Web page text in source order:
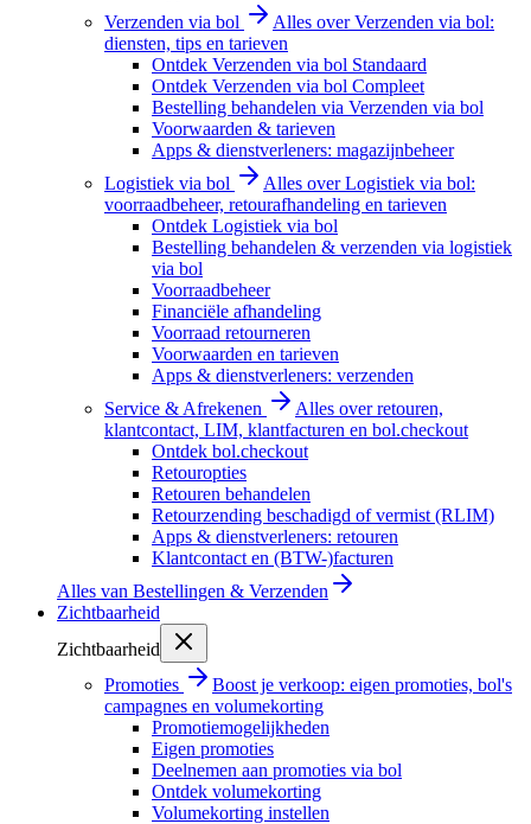
Verzenden via bol
Alles over Verzenden via bol:
diensten, tips en tarieven
Ontdek Verzenden via bol Standaard
Ontdek Verzenden via bol Compleet
Bestelling behandelen via Verzenden via bol
Voorwaarden & tarieven
Apps & dienstverleners: magazijnbeheer
Logistiek via bol
Alles over Logistiek via bol:
voorraadbeheer, retourafhandeling en tarieven
Ontdek Logistiek via bol
Bestelling behandelen & verzenden via logistiek
via bol
Voorraadbeheer
Financiële afhandeling
Voorraad retourneren
Voorwaarden en tarieven
Apps & dienstverleners: verzenden
Service & Afrekenen
Alles over retouren,
klantcontact, LIM, klantfacturen en bol.checkout
Ontdek bol.checkout
Retouropties
Retouren behandelen
Retourzending beschadigd of vermist (RLIM)
Apps & dienstverleners: retouren
Klantcontact en (BTW-)facturen
Alles van Bestellingen & Verzenden
Zichtbaarheid
Zichtbaarheid
Promoties
Boost je verkoop: eigen promoties, bol's
campagnes en volumekorting
Promotiemogelijkheden
Eigen promoties
Deelnemen aan promoties via bol
Ontdek volumekorting
Volumekorting instellen